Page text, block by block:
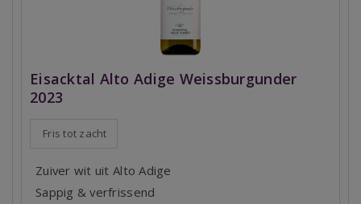
Eisacktal Alto Adige Weissburgunder
2023
Fris tot zacht
Zuiver wit uit Alto Adige
Sappig & verfrissend